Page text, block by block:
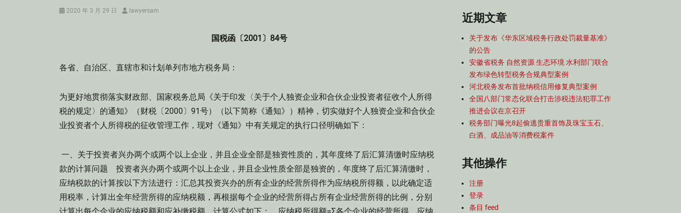
Posted
2020 年 3 月 29 日 Authorlawyersam
国税函〔2001〕84号
各省、自治区、直辖市和计划单列市地方税务局：
为更好地贯彻落实财政部、国家税务总局《关于印发〈关于个人独资企业和合伙企业投资者征收个人所得
税的规定〉的通知》（财税〔2000〕91号）（以下简称《通知》）精神，切实做好个人独资企业和合伙企
业投资者个人所得税的征收管理工作，现对《通知》中有关规定的执行口径明确如下：
一、关于投资者兴办两个或两个以上企业，并且企业全部是独资性质的，其年度终了后汇算清缴时应纳税
款的计算问题 投资者兴办两个或两个以上企业，并且企业性质全部是独资的，年度终了后汇算清缴时，
应纳税款的计算按以下方法进行：汇总其投资兴办的所有企业的经营所得作为应纳税所得额，以此确定适
用税率，计算出全年经营所得的应纳税额，再根据每个企业的经营所得占所有企业经营所得的比例，分别
近期文章
关于发布《华东区域税务行政处罚裁量基准》
的公告
安徽省税务 自然资源 生态环境 水利部门联合
发布绿色转型税务合规典型案例
河北税务发布首批纳税信用修复典型案例
全国八部门常态化联合打击涉税违法犯罪工作
推进会议在京召开
税务部门曝光8起偷逃贵重首饰及珠宝玉石、
白酒、成品油等消费税案件
其他操作
注册
登录
条目 feed